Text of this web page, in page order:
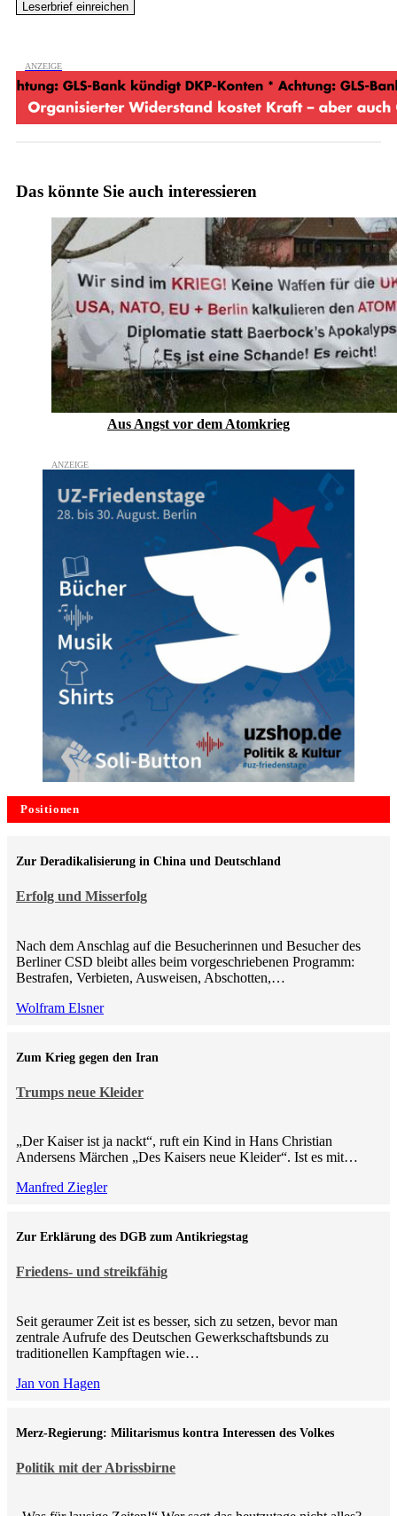
Das könnte Sie auch interessieren
Aus Angst vor dem Atomkrieg
Positionen
Erfolg und Misserfolg
Zur Deradikalisierung in China und Deutschland
Nach dem Anschlag auf die Besucherinnen und Besucher des
Berliner CSD bleibt alles beim vorgeschriebenen Programm:
Bestrafen, Verbieten, Ausweisen, Abschotten,…
Wolfram Elsner
Trumps neue Kleider
Zum Krieg gegen den Iran
„Der Kaiser ist ja nackt“, ruft ein Kind in Hans Christian
Andersens Märchen „Des Kaisers neue Kleider“. Ist es mit…
Manfred Ziegler
Friedens- und streikfähig
Zur Erklärung des DGB zum Antikriegstag
Seit geraumer Zeit ist es besser, sich zu setzen, bevor man
zentrale Aufrufe des Deutschen Gewerkschaftsbunds zu
traditionellen Kampftagen wie…
Jan von Hagen
Politik mit der Abrissbirne
Merz-Regierung: Militarismus kontra Inte­ressen des Volkes